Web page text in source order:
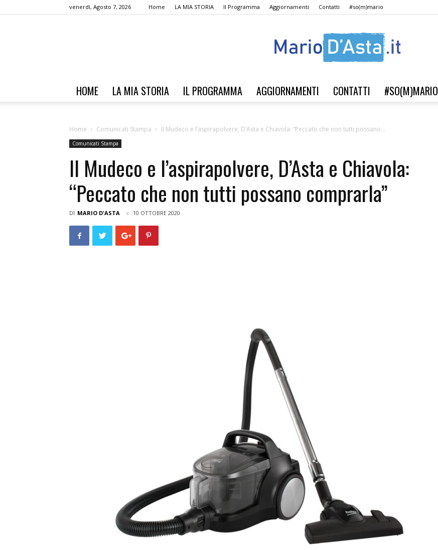
venerdì, Agosto 7, 2026 Home LA MIA STORIA Il Programma Aggiornamenti Contatti #so(m)mario
HOME LA MIA STORIA IL PROGRAMMA AGGIORNAMENTI CONTATTI #SO(M)MARIO
Home Comunicati Stampa Il Mudeco e l’aspirapolvere, D’Asta e Chiavola: “Peccato che non tutti possano...
Comunicati Stampa
Il Mudeco e l’aspirapolvere, D’Asta e Chiavola:
“Peccato che non tutti possano comprarla”
DI MARIO D'ASTA 10 OTTOBRE 2020